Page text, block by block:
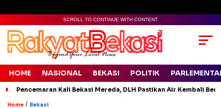
SCROLL TO CONTINUE WITH CONTENT
HOME NASIONAL BEKASI POLITIK
Pencemaran Kali Bekasi Mereda, DLH Pastikan Air Kembali
Home / Bekasi